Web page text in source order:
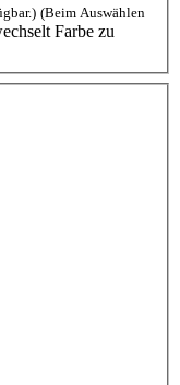
(Beim Auswählen
Farbe zu